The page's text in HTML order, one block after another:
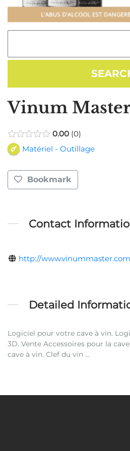
Vinum
0.00 0
Matériel - Outillage
Bookmark
Contact
http://www.vinummaster.com
Detailed
Logiciel pour votre cave à vin.
3D. Vente Accessoires pour la
cave à vin. Clef du vin …